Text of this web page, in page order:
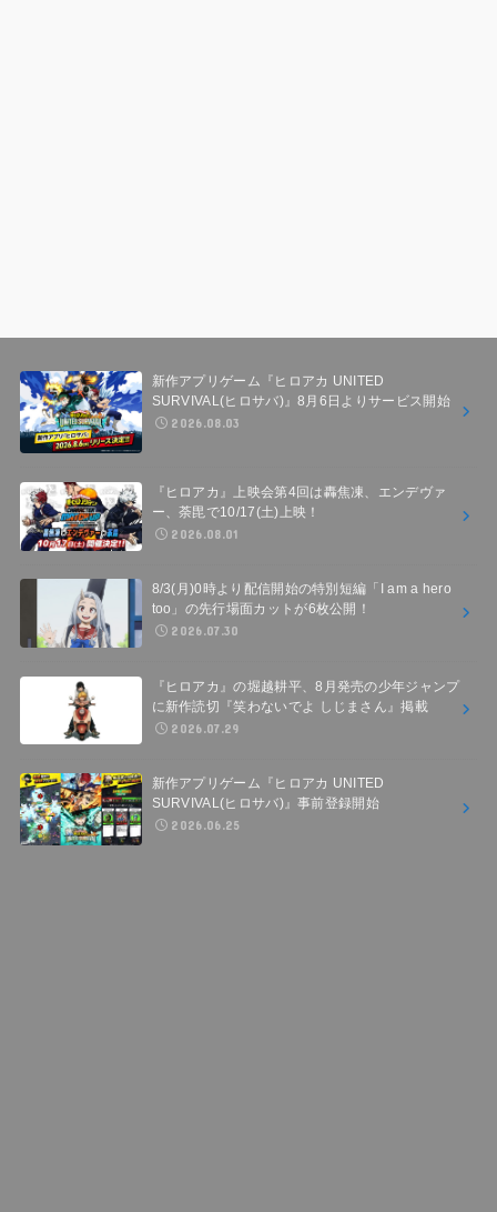
新作アプリゲーム『ヒロアカ UNITED
SURVIVAL(ヒロサバ)』8月6日よりサービス開始
2026.08.03
『ヒロアカ』上映会第4回は轟焦凍、エンデヴァ
ー、荼毘で10/17(土)上映！
2026.08.01
8/3(月)0時より配信開始の特別短編「I am a hero
too」の先行場面カットが6枚公開！
2026.07.30
『ヒロアカ』の堀越耕平、8月発売の少年ジャンプ
に新作読切『笑わないでよ しじまさん』掲載
2026.07.29
新作アプリゲーム『ヒロアカ UNITED
SURVIVAL(ヒロサバ)』事前登録開始
2026.06.25